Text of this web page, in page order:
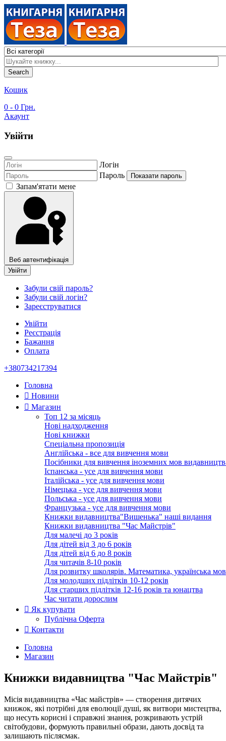
Search
Кошик
0 - 0 Грн.
Акаунт
Увійти
Логін
Пароль
Показати пароль
Запам'ятати мене
Веб автентифікація
Увійти
Забули свій пароль?
Забули свій логін?
Зареєструватися
Увійти
Реєстрація
Бажання
Оплата
+380734217394
Головна
Новини
Магазин
Топ 12 за місяць
Нові надходження
Нові книжки
Спеціальна пропозиція
Англійська - все для вивчення мови
Посібники для вивчення іноземних мов
Іспанська - усе для вивчення мови
Італійська - усе для вивчення мови
Німецька - усе для вивчення мови
Польська - усе для вивчення мови
Французька - усе для вивчення мови
Книжки видавництва"Вишенька" наші видання
Книжки видавництва "Час Майстрів"
Для малечі до 3 років
Для дітей від 3 до 6 років
Для дітей від 6 до 8 років
Для читачів 8-10 років
Для розвитку школярів. Математика, українська
Для молодших підлітків 10-12 років
Для старших підлітків 12-16 років та юнацтва
Час читати дорослим
Як купувати
Публічна Оферта
Контакти
Головна
Магазин
Книжки видавництва "Час Майстрів"
Місія видавництва «Час майстрів» — створення дитячих
книжок, які потрібні для еволюції душі, як витвори мистецтва,
що несуть корисні і справжні знання, розкривають устрій
світобудови, формують правильні образи, дають досвід та
залишають післясмак.